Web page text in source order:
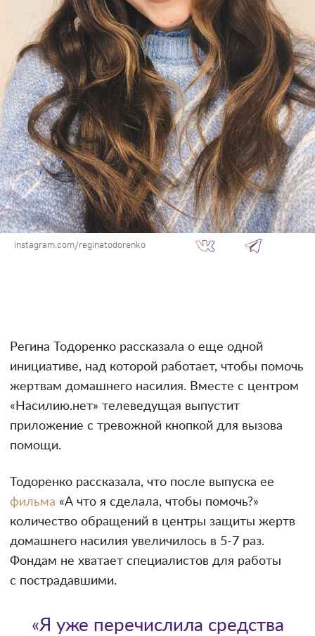
instagram.com/reginatodorenko
Регина Тодоренко рассказала о еще одной
инициативе, над которой работает, чтобы помочь
жертвам домашнего насилия. Вместе с центром
«Насилию.нет» телеведущая выпустит
приложение с тревожной кнопкой для вызова
помощи.
Тодоренко рассказала, что после выпуска ее
фильма «А что я сделала, чтобы помочь?»
количество обращений в центры защиты жертв
домашнего насилия увеличилось в 5-7 раз.
Фондам не хватает специалистов для работы
с пострадавшими.
«Я уже перечислила средства